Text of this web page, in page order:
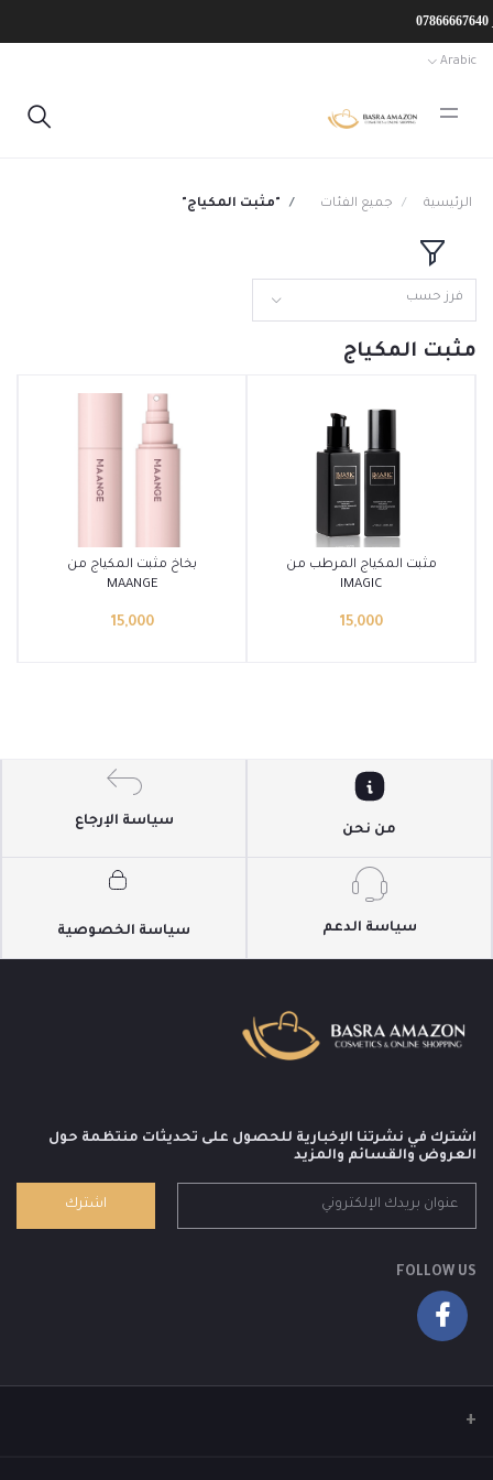
Arabic
الرئيسية جميع الفئات "مثبت المكياج"
فرز حسب
مثبت المكياج
أضف إلى السلة
مثبت المكياج المرطب من
IMAGIC
15,000
أضف إلى السلة
بخاخ مثبت المكياج من
MAANGE
15,000
من نحن
سياسة الإرجاع
سياسة الدعم سياسة الخصوصية
اشترك في نشرتنا الإخبارية للحصول على تحديثات منتظمة حول
العروض والقسائم والمزيد
اشترك
FOLLOW US